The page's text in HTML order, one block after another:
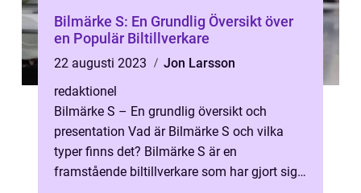
Bilmärke S: En Grundlig Översikt över
en Populär Biltillverkare
22 augusti 2023
Jon Larsson
redaktionel
Bilmärke S – En grundlig översikt och
presentation Vad är Bilmärke S och vilka
typer finns det? Bilmärke S är en
framstående biltillverkare som har gjort sig